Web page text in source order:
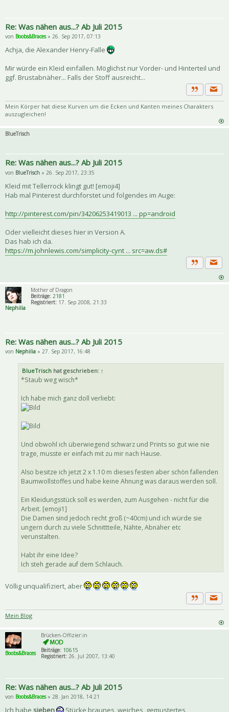
Re: Was nähen aus...? Ab Juli 2015
von Boobs&Braces» 26. Sep 2017, 07:13
Achja, die Alexander Henry-Falle
Mir würde ein Kleid einfallen. Möglichst nur Vorder- und Hinterteil und
ggf. Brustabnäher... Falls der Stoff ausreicht...
Zitat
Mein Körper hat diese Kurven um die Ecken und Kanten meines Charakters
auszugleichen!
BlueTrisch
Re: Was nähen aus...? Ab Juli 2015
von BlueTrisch » 26. Sep 2017, 23:35
Kleid mit Tellerrock klingt gut! [emoji4]
Hab mal Pinterest durchforstet und folgendes im Auge:
http://pinterest.com/pin/34206253419013 ... pp=android
Oder vielleicht dieses hier in Version A.
Das hab ich da.
https://m.johnlewis.com/simplicity-cynt ... src=aw.ds#
Zitat
Nephilia
Mother of Dragon
Beiträge: 2181
Registriert: 17. Sep 2008, 21:33
Re: Was nähen aus...? Ab Juli 2015
von Nephilia » 27. Sep 2017, 16:48
BlueTrisch hat geschrieben: ↑
*Staub weg wisch*
Ich habe mich ganz doll verliebt:
Und obwohl ich überwiegend schwarz und Prints so gut wie nie
trage, musste er einfach mit zu mir nach Hause.
Also besitze ich jetzt 2 x 1.10 m dieses festen aber schön fallenden
Baumwollstoffes und habe keine Ahnung was daraus werden soll.
Ein Kleidungsstück soll es werden, zum Ausgehen - nicht für die
Arbeit. [emoji1]
Die Damen sind jedoch recht groß (~40cm) und ich würde sie
ungern durch zu viele Schnittteile, Nähte, Abnäher etc
verunstalten.
Habt ihr eine Idee?
Ich steh gerade auf dem Schlauch.
Völlig unqualifiziert, aber
Zitat
Mein Blog
Boobs&Braces
Brücken-Offizier:in
Beiträge: 10615
Registriert: 26. Jul 2007, 13:40
Re: Was nähen aus...? Ab Juli 2015
von Boobs&Braces» 28. Jan 2018, 14:21
Ich habe sieben Stücke braunes, weiches, gemustertes